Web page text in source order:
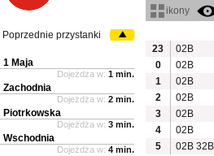
ikony
23
02B
0
02B
1
02B
2
02B
3
02B
4
02B
5
02B 32B
Poprzednie przystanki
1 Maja
Dojeżdża w: 1 min.
Zachodnia
Dojeżdża w: 2 min.
Piotrkowska
Dojeżdża w: 3 min.
Wschodnia
Dojeżdża w: 4 min.